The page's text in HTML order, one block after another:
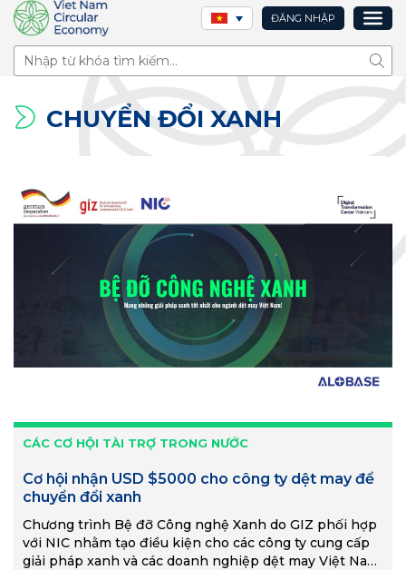
ĐĂNG NHẬP
Tìm
CHUYỂN ĐỔI XANH
CÁC CƠ HỘI TÀI TRỢ TRONG NƯỚC
Cơ hội nhận USD $5000 cho công ty dệt may để
chuyển đổi xanh
Chương trình Bệ đỡ Công nghệ Xanh do GIZ phối hợp
với NIC nhằm tạo điều kiện cho các công ty cung cấp
giải pháp xanh và các doanh nghiệp dệt may Việt Nam